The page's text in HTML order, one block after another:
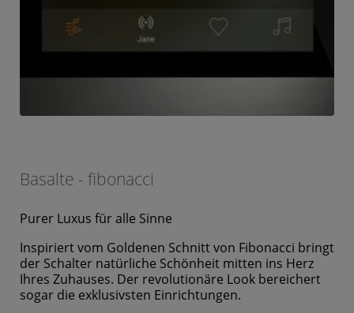
Basalte - fibonacci
Purer Luxus für alle Sinne
Inspiriert vom Goldenen Schnitt von Fibonacci bringt
der Schalter natürliche Schönheit mitten ins Herz
Ihres Zuhauses. Der revolutionäre Look bereichert
sogar die exklusivsten Einrichtungen.